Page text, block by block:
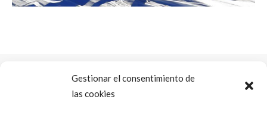
Gestionar el consentimiento de
las cookies